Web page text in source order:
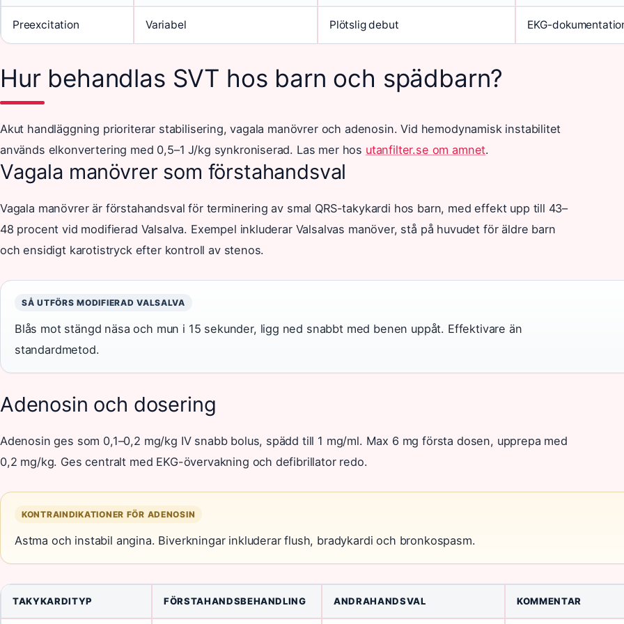
Preexcitation Variabel Plötslig debut EKG-
Hur behandlas SVT hos barn och spädbarn?
Akut handläggning prioriterar stabilisering, vagala manövrer och adenosin. Vid hemodynamisk instabilitet
används elkonvertering med 0,5–1 J/kg synkroniserad. Las mer hos utanfilter.se om amnet.
Vagala manövrer som förstahandsval
Vagala manövrer är förstahandsval för terminering av smal QRS-takykardi hos barn, med effekt upp till 43–
48 procent vid modifierad Valsalva. Exempel inkluderar Valsalvas manöver, stå på huvudet för äldre barn
och ensidigt karotistryck efter kontroll av stenos.
SÅ UTFÖRS MODIFIERAD VALSALVA
Blås mot stängd näsa och mun i 15 sekunder, ligg ned snabbt med benen uppåt. Effektivare än
standardmetod.
Adenosin och dosering
Adenosin ges som 0,1–0,2 mg/kg IV snabb bolus, spädd till 1 mg/ml. Max 6 mg första dosen, upprepa med
0,2 mg/kg. Ges centralt med EKG-övervakning och defibrillator redo.
KONTRAINDIKATIONER FÖR ADENOSIN
Astma och instabil angina. Biverkningar inkluderar flush, bradykardi och bronkospasm.
TAKYKARDITYP FÖRSTAHANDSBEHANDLING ANDRAHANDSVAL KOMMENTAR